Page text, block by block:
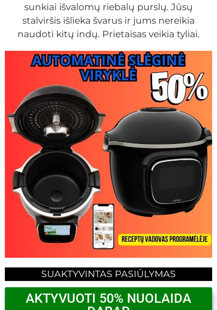
sunkiai išvalomų riebalų purslų. Jūsų
stalviršis išlieka švarus ir jums nereikia
naudoti kitų indų. Prietaisas veikia tyliai.
SUAKTYVINTAS PASIŪLYMAS
AKTYVUOTI 50% NUOLAIDA